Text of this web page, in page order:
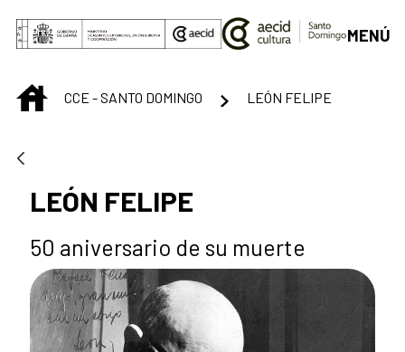
Saltar al contenido principal
MENÚ
INICIOCCE - SANTO DOMINGO LEÓN FELIPE
LEÓN FELIPE
50 aniversario de su muerte